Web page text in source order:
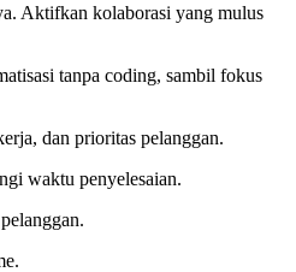
Aktifkan kolaborasi yang mulus
tanpa coding, sambil fokus
dan prioritas pelanggan.
waktu penyelesaian.